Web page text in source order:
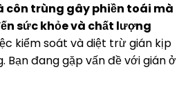
côn trùng gây phiền toái mà
sức khỏe và chất lượng
kiểm soát và diệt trừ gián kịp
Bạn đang gặp vấn đề với gián ở